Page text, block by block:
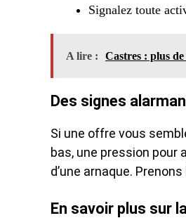
Signalez toute
A lire : Castres : plus
Des signes
Si une offre vous
bas, une pression
d’une arnaque.
En savoir plus sur